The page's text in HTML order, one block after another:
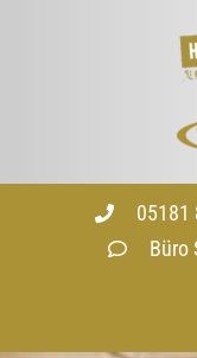
05181
Büro